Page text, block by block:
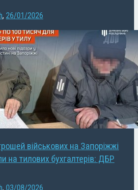
, 26/01/2026
військових на Запоріжжі
на тилових бухгалтерів: ДБР
, 03/08/2026